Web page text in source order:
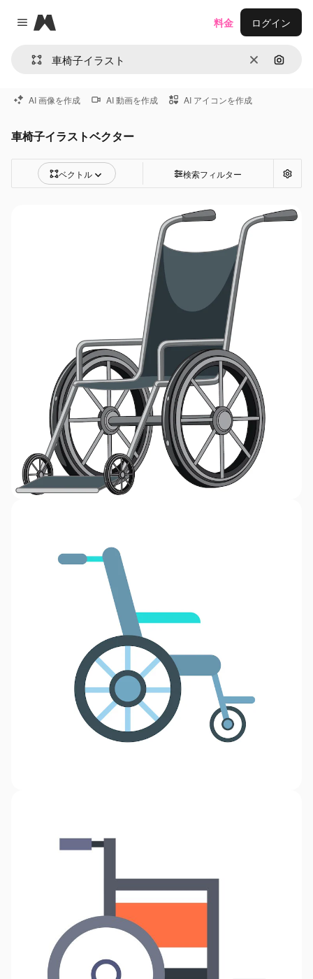
Close menu
Magnific
消去 画像で
料金 ログイン
AI 画像を作成 AI 動画を作成 AI アイコンを作成
車椅子イラストベクター
ベクトル 検索フィルター